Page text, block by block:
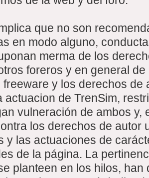
que no son
en modo alguno,
merma de los
foreros y en general
freeware y los derechos de
actuacion de TrenSim,
vulneración de ambos y,
los derechos de autor
y las actuaciones de
de la página. La
planteen en los hilos,